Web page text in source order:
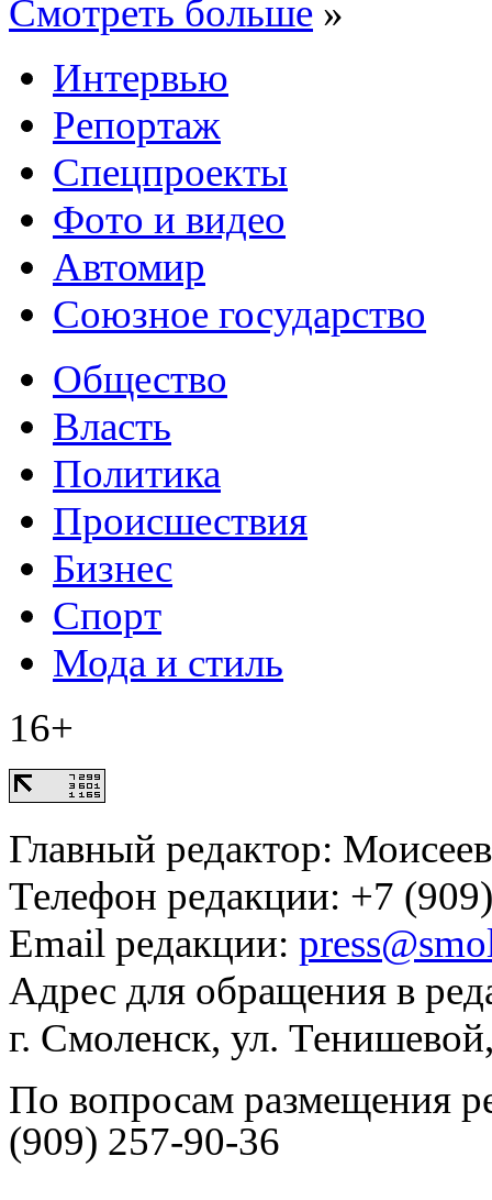
Смотреть больше »
Интервью
Репортаж
Спецпроекты
Фото и видео
Автомир
Союзное государство
Общество
Власть
Политика
Происшествия
Бизнес
Спорт
Мода и стиль
16+
Главный редактор:
Телефон редакции: +7
Email редакции:
Адрес для обращения в
г. Смоленск, ул.
По вопросам размещения
(909) 257-90-36